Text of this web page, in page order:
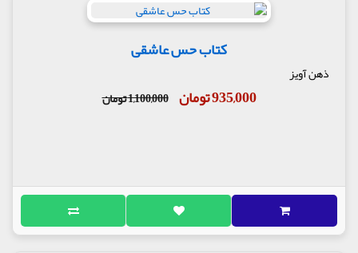
کتاب حس عاشقی
ذهن آویز
935,000 تومان 1,100,000 تومان